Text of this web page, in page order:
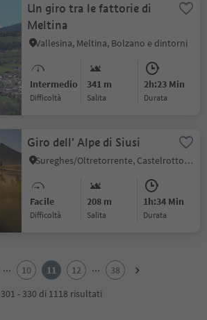
Un giro tra le fattorie di
Meltina
Vallesina, Meltina, Bolzano e dintorni
Intermedio
Difficoltà
341 m
Salita
2h:23 Min
durata
Giro dell' Alpe di Siusi
Sureghes/Oltretorrente, Castelrotto, Regione dolomitica Alpe di Siusi
Facile
Difficoltà
208 m
Salita
1h:34 Min
durata
... 10 11 12 ...
38
301 - 330 di 1118 risultati